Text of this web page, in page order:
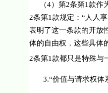
（4）第2条第1款作
2条第1款规定：“ 人人
表明了这一条款的开放
体的自由权，这些具体
2条第1款都只是特殊与
3.“价值与请求权体